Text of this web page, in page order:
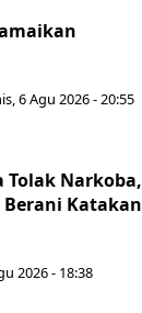
6 Agu 2026 - 20:55
Tolak Narkoba,
Katakan
2026 - 18:38